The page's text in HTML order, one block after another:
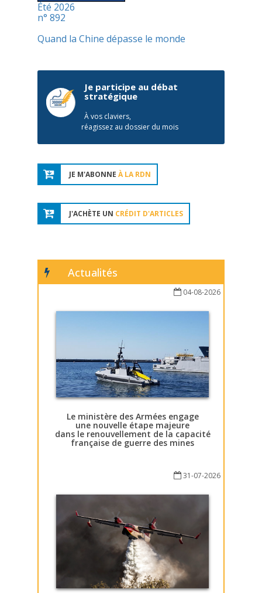
Été 2026
n° 892
Quand la Chine dépasse le monde
Je participe au débat
stratégique
À vos claviers,
réagissez au dossier du mois
JE M'ABONNE À LA RDN
J'ACHÈTE UN CRÉDIT D'ARTICLES
Actualités
04-08-2026
Le ministère des Armées engage
une nouvelle étape majeure
dans le renouvellement de la capacité
française de guerre des mines
31-07-2026